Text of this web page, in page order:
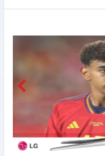
به سود سپاهان
اما آنتونلا را دعوت کرد!
جدید پیراهن شماره ۱۰ +عکس
از تساوی دوستانه